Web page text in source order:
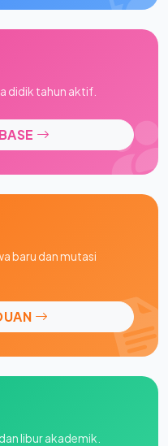
didik tahun aktif.
baru dan mutasi
libur akademik.